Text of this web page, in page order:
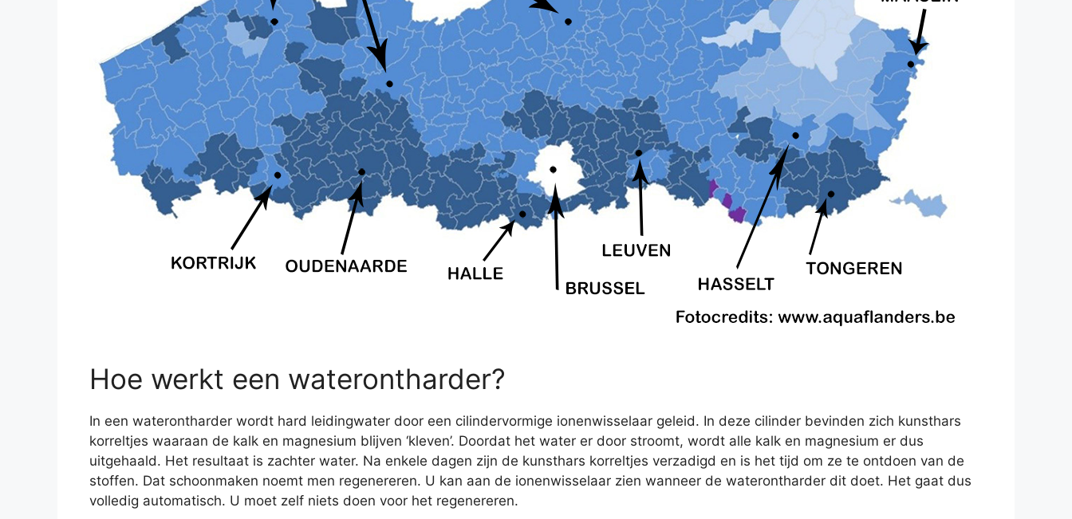
Hoe werkt een waterontharder?
In een waterontharder wordt hard leidingwater door een cilindervormige ionenwisselaar geleid. In deze cilinder bevinden zich kunsthars
korreltjes waaraan de kalk en magnesium blijven ‘kleven’. Doordat het water er door stroomt, wordt alle kalk en magnesium er dus
uitgehaald. Het resultaat is zachter water. Na enkele dagen zijn de kunsthars korreltjes verzadigd en is het tijd om ze te ontdoen van de
stoffen. Dat schoonmaken noemt men regenereren. U kan aan de ionenwisselaar zien wanneer de waterontharder dit doet. Het gaat dus
volledig automatisch. U moet zelf niets doen voor het regenereren.